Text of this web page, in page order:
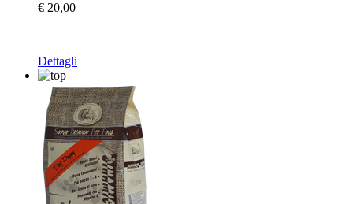
€ 20,00
Dettagli